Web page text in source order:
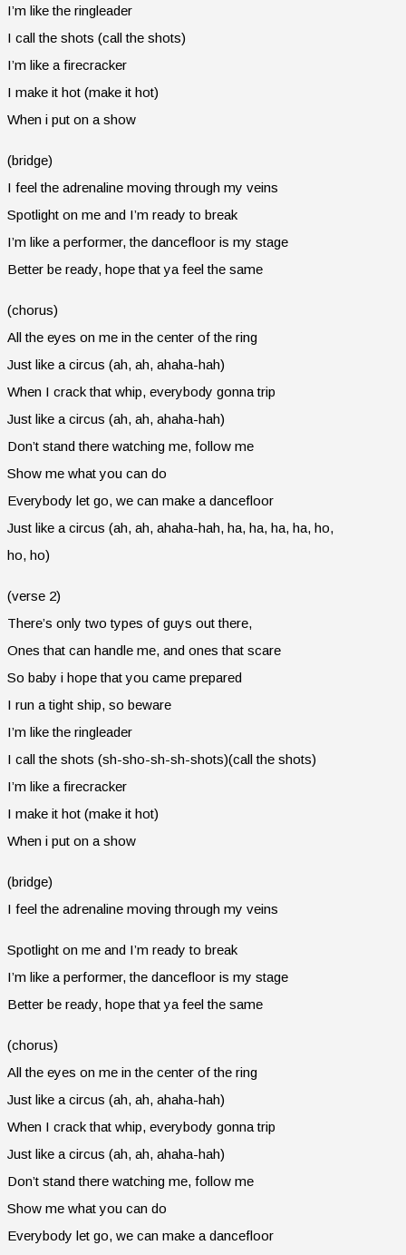
I’m like the ringleader
I call the shots (call the shots)
I’m like a firecracker
I make it hot (make it hot)
When i put on a show
(bridge)
I feel the adrenaline moving through my veins
Spotlight on me and I’m ready to break
I’m like a performer, the dancefloor is my stage
Better be ready, hope that ya feel the same
(chorus)
All the eyes on me in the center of the ring
Just like a circus (ah, ah, ahaha-hah)
When I crack that whip, everybody gonna trip
Just like a circus (ah, ah, ahaha-hah)
Don’t stand there watching me, follow me
Show me what you can do
Everybody let go, we can make a dancefloor
Just like a circus (ah, ah, ahaha-hah, ha, ha, ha, ha, ho,
ho, ho)
(verse 2)
There’s only two types of guys out there,
Ones that can handle me, and ones that scare
So baby i hope that you came prepared
I run a tight ship, so beware
I’m like the ringleader
I call the shots (sh-sho-sh-sh-shots)(call the shots)
I’m like a firecracker
I make it hot (make it hot)
When i put on a show
(bridge)
I feel the adrenaline moving through my veins
Spotlight on me and I’m ready to break
I’m like a performer, the dancefloor is my stage
Better be ready, hope that ya feel the same
(chorus)
All the eyes on me in the center of the ring
Just like a circus (ah, ah, ahaha-hah)
When I crack that whip, everybody gonna trip
Just like a circus (ah, ah, ahaha-hah)
Don’t stand there watching me, follow me
Show me what you can do
Everybody let go, we can make a dancefloor